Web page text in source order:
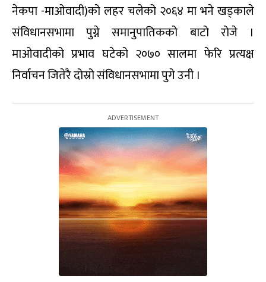
नेकपा -माओवादी)को लहर चलेको २०६४ मा भने खड्काले
संविधानसभामा पुग्ने समानुपातिकको बाटो रोजे ।
माओवादीको प्रभाव घटेको २०७० सालमा फेरि प्रत्यक्ष
निर्वाचन जितेरै दोस्रो संविधानसभामा पुगे उनी ।